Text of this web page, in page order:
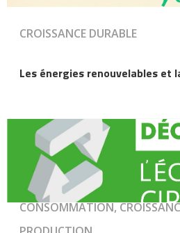
CROISSANCE DURABLE
Les énergies renouvelables et
CONSOMMATION,